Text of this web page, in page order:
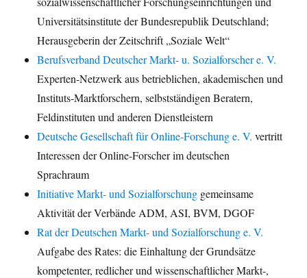
Universitätsinstitute der Bundesrepublik Deutschland;
Herausgeberin der Zeitschrift „Soziale Welt“
Berufsverband Deutscher Markt- u. Sozialforscher e. V.
Experten-Netzwerk aus betrieblichen, akademischen und
Instituts-Marktforschern, selbstständigen Beratern,
Feldinstituten und anderen Dienstleistern
Deutsche Gesellschaft für Online-Forschung e. V. vertritt
Interessen der Online-Forscher im deutschen
Sprachraum
Initiative Markt- und Sozialforschung gemeinsame
Aktivität der Verbände ADM, ASI, BVM, DGOF
Rat der Deutschen Markt- und Sozialforschung e. V.
Aufgabe des Rates: die Einhaltung der Grundsätze
kompetenter, redlicher und wissenschaftlicher Markt-,